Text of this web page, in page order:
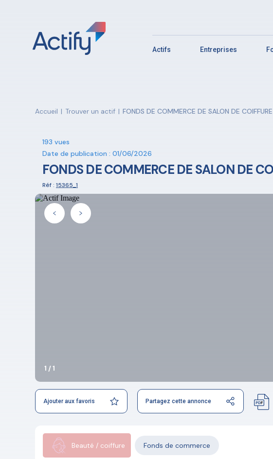
Actifs Entreprises
Accueil | Trouver un actif | FONDS DE COMMERCE DE SALON DE COIFFURE
193 vues
Date de publication : 01/06/2026
FONDS DE COMMERCE DE SALON DE
Réf : 15365_1
1 / 1
Ajouter aux favoris Partagez cette annonce
Beauté / coiffure Fonds de commerce